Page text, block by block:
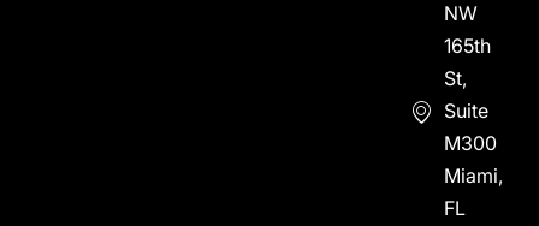
NW
165th
St,
Suite
M300
Miami,
FL